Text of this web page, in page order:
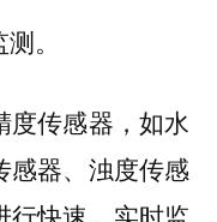
。
度传感器，如水
感器、浊度传感